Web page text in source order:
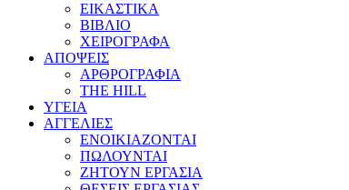
ΕΙΚΑΣΤΙΚΑ
ΒΙΒΛΙΟ
ΧΕΙΡΟΓΡΑΦΑ
ΑΠΟΨΕΙΣ
ΑΡΘΡΟΓΡΑΦΙΑ
THE HILL
ΥΓΕΙΑ
ΑΓΓΕΛΙΕΣ
ΕΝΟΙΚΙΑΖΟΝΤΑΙ
ΠΩΛΟΥΝΤΑΙ
ΖΗΤΟΥΝ ΕΡΓΑΣΙΑ